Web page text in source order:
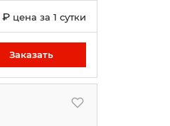
цена за 1 сутки
Заказать